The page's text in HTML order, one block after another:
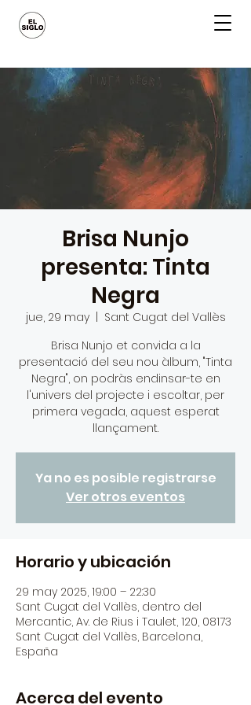
Brisa Nunjo
presenta: Tinta
Negra
jue, 29 may
  |
Sant Cugat del Vallès
Brisa Nunjo et convida a la
presentació del seu nou àlbum, "Tinta
Negra", on podràs endinsar-te en
l'univers del projecte i escoltar, per
primera vegada, aquest esperat
llançament.
Ya no es posible registrarse
Ver otros eventos
Horario y ubicación
29 may 2025, 19:00 – 22:30
Sant Cugat del Vallès, dentro del
Mercantic, Av. de Rius i Taulet, 120, 08173
Sant Cugat del Vallès, Barcelona,
España
Acerca del evento